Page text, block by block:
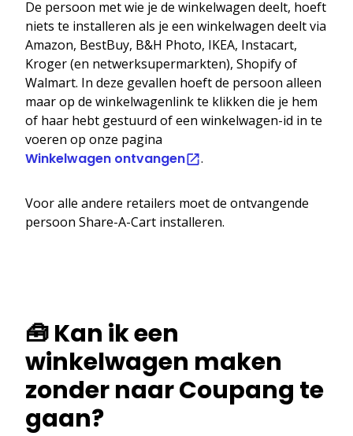
De persoon met wie je de winkelwagen deelt, hoeft
niets te installeren als je een winkelwagen deelt via
Amazon, BestBuy, B&H Photo, IKEA, Instacart,
Kroger (en netwerksupermarkten), Shopify of
Walmart. In deze gevallen hoeft de persoon alleen
maar op de winkelwagenlink te klikken die je hem
of haar hebt gestuurd of een winkelwagen-id in te
voeren op onze pagina
Winkelwagen ontvangen .
Voor alle andere retailers moet de ontvangende
persoon Share-A-Cart installeren.
🧰 Kan ik een
winkelwagen maken
zonder naar Coupang te
gaan?